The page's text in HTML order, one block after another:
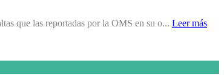
que las reportadas por la OMS en su o... Leer más